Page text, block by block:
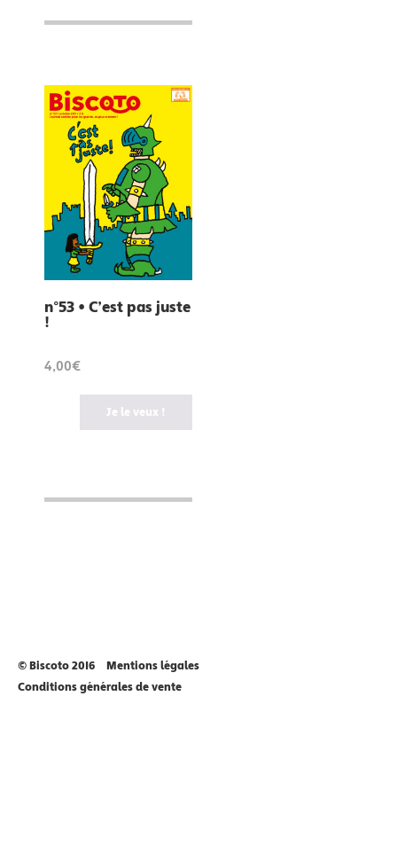
n°53 • C’est pas juste
!
4,00€
Je le veux !
© Biscoto 2016
Mentions légales
Conditions générales de vente